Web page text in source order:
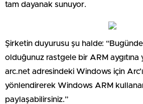
tam dayanak sunuyor.
Şirketin duyurusu şu halde:
olduğunuz rastgele bir ARM
arc.net adresindeki Windows için
yönlendirerek Windows ARM
paylaşabilirsiniz.”